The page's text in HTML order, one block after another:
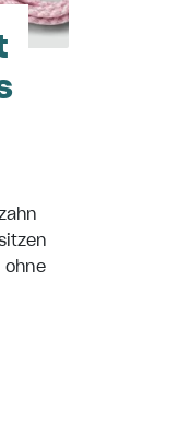
ohne